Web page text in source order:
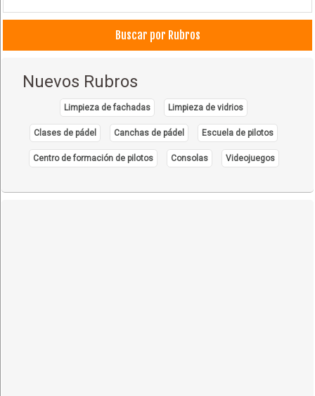
Buscar por Rubros
Nuevos Rubros
Limpieza de fachadas Limpieza de vidrios
Clases de pádel Canchas de pádel Escuela de pilotos
Centro de formación de pilotos Consolas Videojuegos